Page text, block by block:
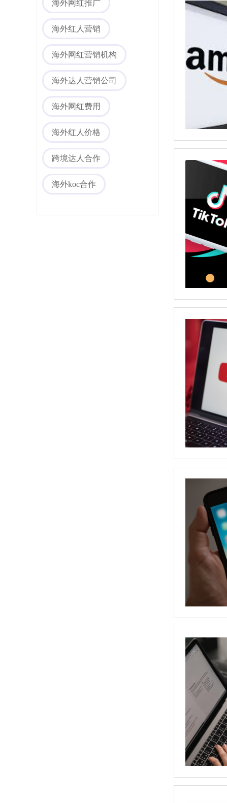
海外社媒代运营
海外媒体PR/博客
海外网红推广
海外红人营销
海外网红营销机构
海外达人营销公司
海外网红费用
海外红人价格
跨境达人合作
海外koc合作